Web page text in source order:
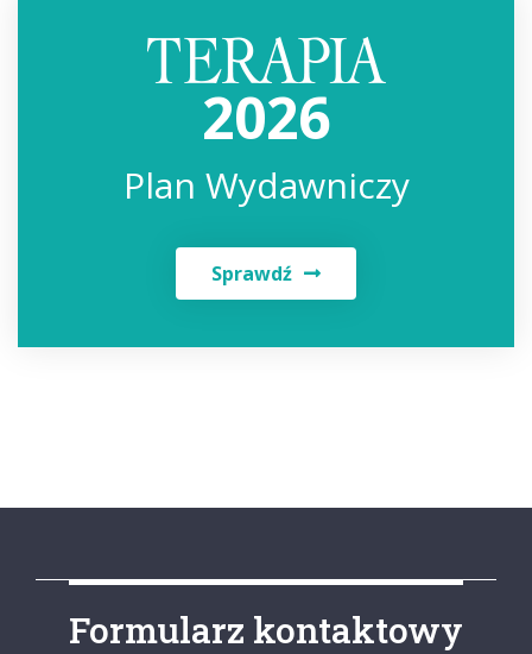
2026
Plan Wydawniczy
Sprawdź
Formularz kontaktowy